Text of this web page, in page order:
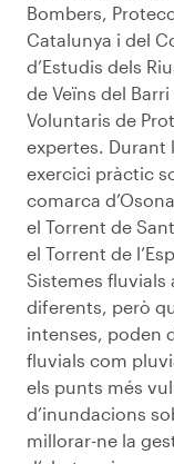
Bombers,
Catalunya i del
d’Estudis dels
de Veïns del
Voluntaris de
expertes. Durant
exercici pràctic
comarca
el Torrent de
el Torrent de
Sistemes
diferents, però
intenses, poden
fluvials com
els punts més
d’inundacions
millorar-ne la